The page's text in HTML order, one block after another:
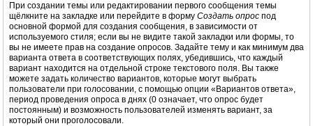
При создании темы или редактировании первого сообщения темы
щёлкните на закладке или перейдите в форму Создать опрос под
основной формой для создания сообщения, в зависимости от
используемого стиля; если вы не видите такой закладки или формы, то
вы не имеете прав на создание опросов. Задайте тему и как минимум два
варианта ответа в соответствующих полях, убедившись, что каждый
вариант находится на отдельной строке текстового поля. Вы также
можете задать количество вариантов, которые могут выбрать
пользователи при голосовании, с помощью опции «Вариантов ответа»,
период проведения опроса в днях (0 означает, что опрос будет
постоянным) и возможность пользователей изменять вариант, за
который они проголосовали.